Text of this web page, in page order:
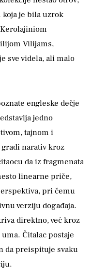
je bila uzrok
Vilijams,
sve videla, ali malo
engleske dečje
jedno
tajnom i
narativ kroz
da iz fragmenata
linearne priče,
pri čemu
verziju događaja.
direktno, već kroz
Čitalac postaje
da preispituje svaku